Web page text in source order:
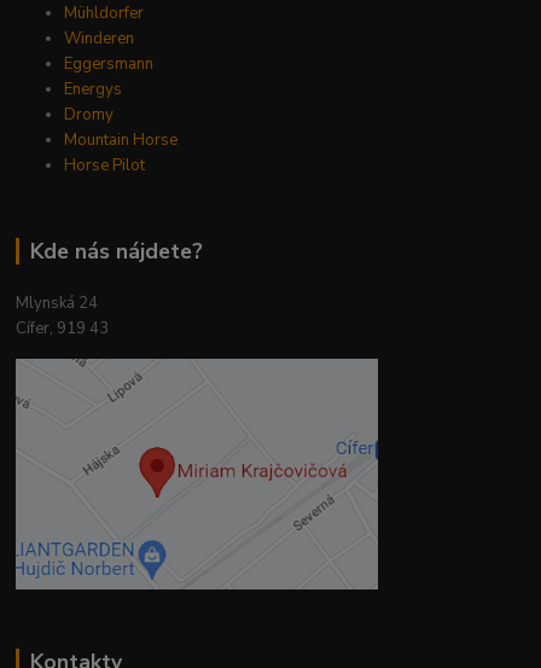
Mühldorfer
Winderen
Eggersmann
Energys
Dromy
Mountain Horse
Horse Pilot
Kde nás nájdete?
Mlynská 24
Cífer, 919 43
Kontakty